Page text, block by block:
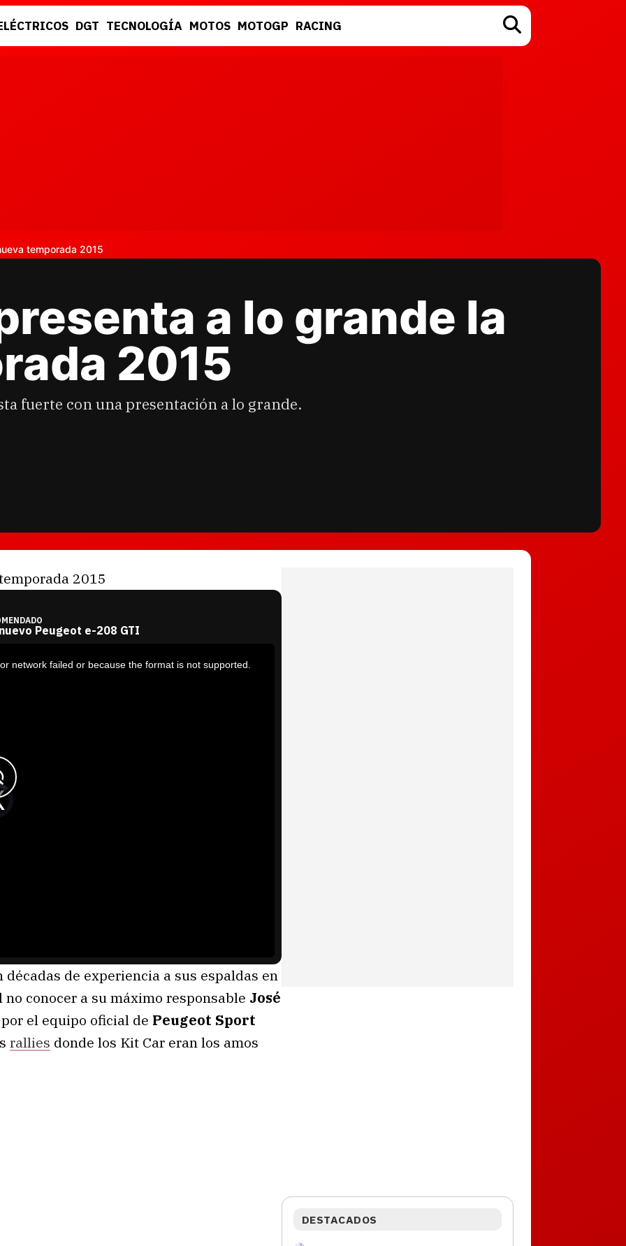
DGT TECNOLOGÍA MOTOS MOTOGP RACING
temporada 2015
a lo grande la
2015
fuerte con una presentación a lo grande.
Peugeot e-208 GTI
network failed or because the format is not supported.
décadas de experiencia a sus espaldas en
conocer a su máximo responsable José
el equipo oficial de Peugeot Sport
rallies donde los Kit Car eran los amos
DESTACADOS